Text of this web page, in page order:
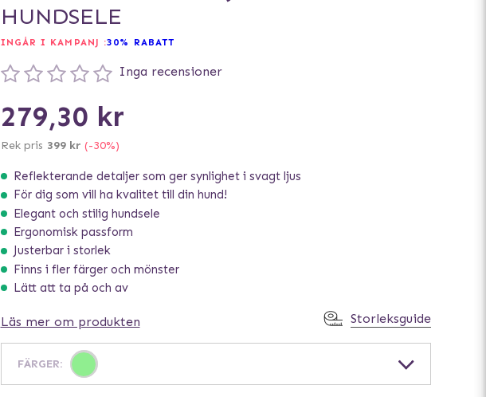
HUNDSELE
INGÅR I KAMPANJ :30% RABATT
Inga recensioner
279,30 kr
Rek pris 399 kr (-30%)
Reflekterande detaljer som ger synlighet i svagt ljus
För dig som vill ha kvalitet till din hund!
Elegant och stilig hundsele
Ergonomisk passform
Justerbar i storlek
Finns i fler färger och mönster
Lätt att ta på och av
Läs mer om produkten Storleksguide
FÄRGER: